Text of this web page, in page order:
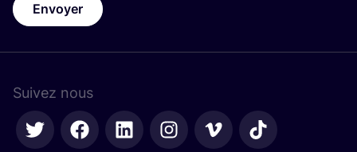
Envoyer
Suivez nous